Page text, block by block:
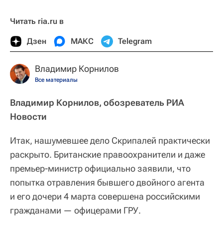
Читать ria.ru в
Дзен МАКС Telegram
Владимир Корнилов
Все материалы
Владимир Корнилов, обозреватель РИА
Новости
Итак, нашумевшее дело Скрипалей практически
раскрыто. Британские правоохранители и даже
премьер-министр официально заявили, что
попытка отравления бывшего двойного агента
и его дочери 4 марта совершена российскими
гражданами — офицерами ГРУ.